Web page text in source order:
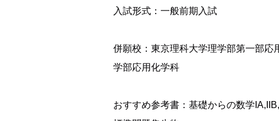
入試形式：一般前期入試
併願校：東京理科大学理学部第一部
学部応用化学科
おすすめ参考書：基礎からの数学